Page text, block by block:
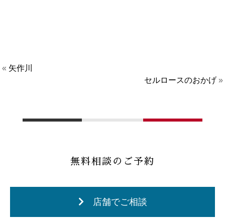
« 矢作川
セルロースのおかげ»
無料相談のご予約
店舗でご相談